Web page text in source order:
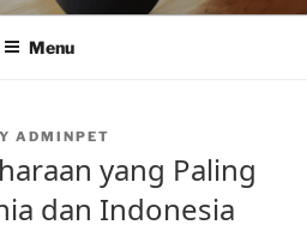
Menu
ADMINPET
yang Paling
dan Indonesia